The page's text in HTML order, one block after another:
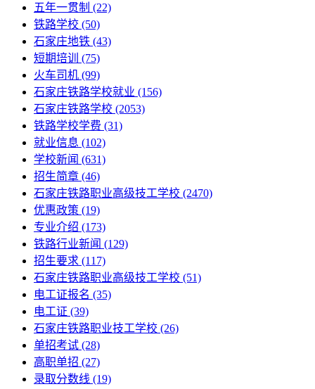
五年一贯制 (22)
铁路学校 (50)
石家庄地铁 (43)
短期培训
(75)
火车司机 (99)
石家庄铁路学校就业 (156)
石家庄铁路学校 (2053)
铁路学校学费 (31)
就业信息 (102)
学校新闻 (631)
招生简章 (46)
石家庄铁路职业高级技工学校 (2470)
优惠政策 (19)
专业介绍 (173)
铁路行业新闻 (129)
招生要求 (117)
石家庄铁路职业高级技工学校​ (51)
电工证报名 (35)
电工证 (39)
石家庄铁路职业技工学校 (26)
单招考试 (28)
高职单招 (27)
录取分数线 (19)